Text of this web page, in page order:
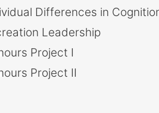
Differences in
Leadership
Project I
Project II